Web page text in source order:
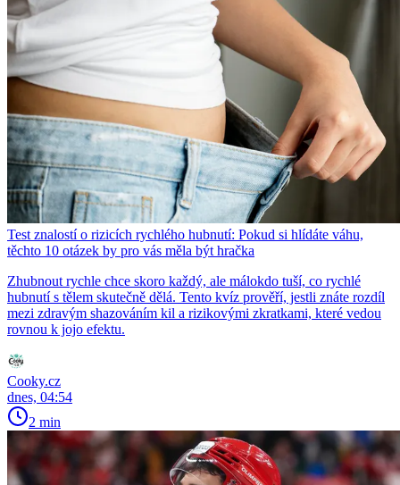
Test znalostí o rizicích rychlého hubnutí: Pokud si hlídáte váhu,
těchto 10 otázek by pro vás měla být hračka
Zhubnout rychle chce skoro každý, ale málokdo tuší, co rychlé
hubnutí s tělem skutečně dělá. Tento kvíz prověří, jestli znáte rozdíl
mezi zdravým shazováním kil a rizikovými zkratkami, které vedou
rovnou k jojo efektu.
Cooky.cz
dnes, 04:54
2 min